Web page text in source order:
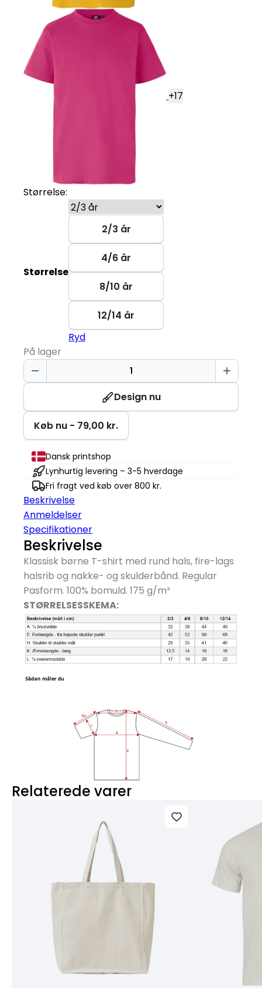
+17
Størrelse:
Størrelse
2/3 år
4/6 år
8/10 år
12/14 år
Ryd
På lager
T-
TIME®
shirt
Børn
antal
Design nu
Køb nu - 79,00 kr.
Dansk printshop
Lynhurtig levering – 3-5 hverdage
Fri fragt ved køb over 800 kr.
Beskrivelse
Anmeldelser
Specifikationer
Beskrivelse
Klassisk børne T-shirt med rund hals, fire-lags
halsrib og nakke- og skulderbånd. Regular
Pasform. 100% bomuld. 175 g/m²
STØRRELSESSKEMA:
Relaterede varer